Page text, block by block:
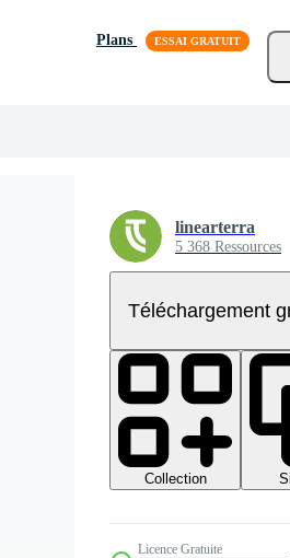
Plans
linearterra
5 368 Ressources
Téléchargement
Collection
Licence Gratuite